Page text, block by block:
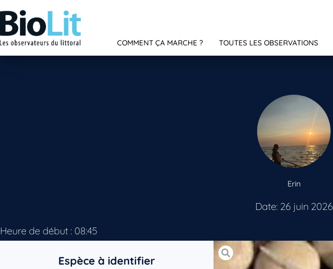
COMMENT ÇA MARCHE ? TOUTES LES OBSERVATIONS
Erin
Date: 26 juin 2026
Heure de début : 08:45
Espèce à identifier